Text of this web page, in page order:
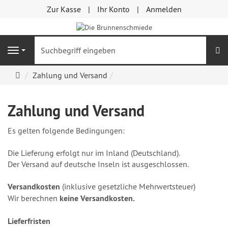
Zur Kasse Ihr Konto Anmelden
Navigation
Startseite
Zahlung und Versand
Zahlung und Versand
Es gelten folgende Bedingungen:
Die Lieferung erfolgt nur im Inland (Deutschland).
Der Versand auf deutsche Inseln ist ausgeschlossen.
Versandkosten (inklusive gesetzliche Mehrwertsteuer)
Wir berechnen keine Versandkosten.
Lieferfristen